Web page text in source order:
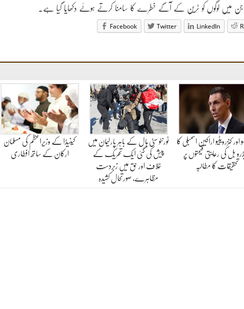
میں لوگوں کو ٹرین کے آگے خطرے کا سامنا کرتے ہوئے دکھایا گیا ہے۔
Facebook Twitter LinkedIn
اور کنزرویٹیو اراکین اسمبلی کا
بل کی رعایتی قیمتوں پر
تحقیقات کا مطالبہ
ٹورنٹو سٹی ہال کے باہر پارلیمان میں
پیش کی گئی ایک تحریک کے
خلاف اور حق میں زبردست
مظاہرے، صورتحال کشیدہ
کینیڈا کے وزیراعظم کی مسلمان
ارکان کے ساتھ افطاری